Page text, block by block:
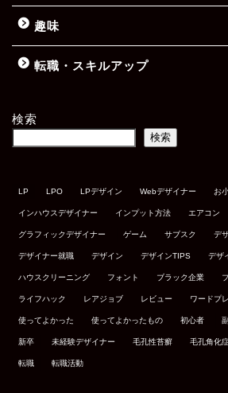
趣味
転職・スキルアップ
検索
検索
LP LPO LPデザイン Webデザイナー お
インハウスデザイナー インプット方法 エアコン
グラフィックデザイナー ゲーム サブスク デ
デザイナー就職 デザイン デザインTIPS デザ
ハウスクリーニング フォント ブラック企業
ライフハック レアジョブ レビュー ワードプ
使ってよかった 使ってよかったもの 初心者
新卒 未経験デザイナー 毛孔性苔癬 毛孔角化
転職 転職活動